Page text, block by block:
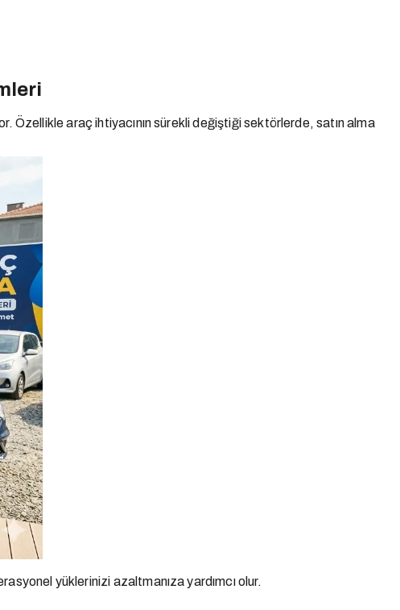
Özellikle araç ihtiyacının sürekli değiştiği sektörlerde, satın alma
yüklerinizi azaltmanıza yardımcı olur.